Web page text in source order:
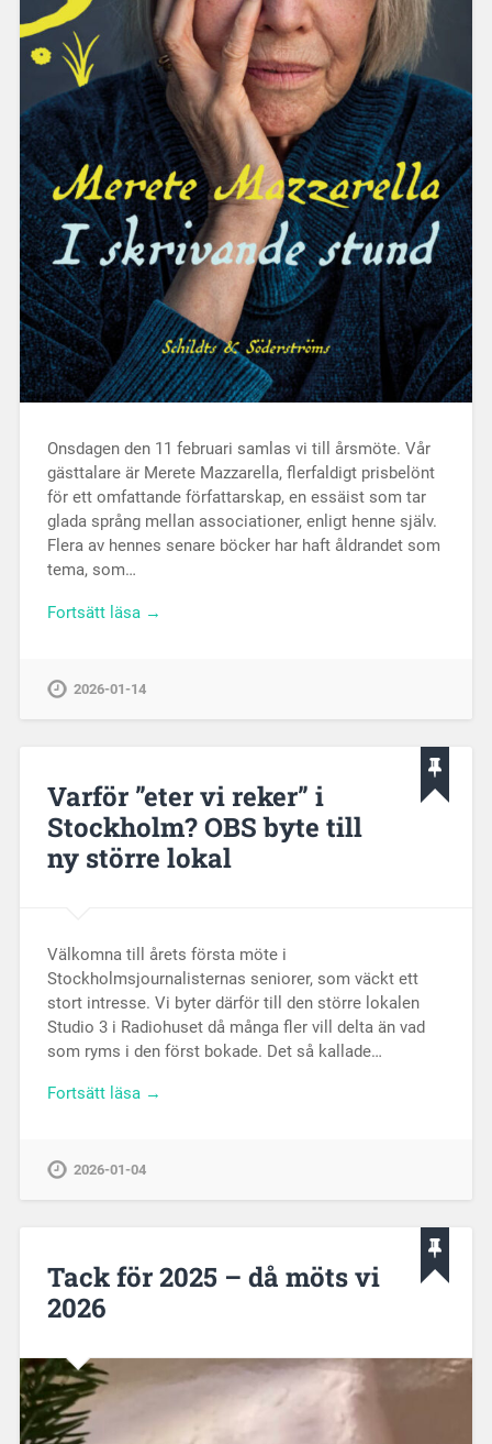
Onsdagen den 11 februari samlas vi till årsmöte. Vår
gästtalare är Merete Mazzarella, flerfaldigt prisbelönt
för ett omfattande författarskap, en essäist som tar
glada språng mellan associationer, enligt henne själv.
Flera av hennes senare böcker har haft åldrandet som
tema, som…
Fortsätt läsa →
2026-01-14
Varför ”eter vi reker” i
Stockholm? OBS byte till
ny större lokal
Välkomna till årets första möte i
Stockholmsjournalisternas seniorer, som väckt ett
stort intresse. Vi byter därför till den större lokalen
Studio 3 i Radiohuset då många fler vill delta än vad
som ryms i den först bokade. Det så kallade…
Fortsätt läsa →
2026-01-04
Tack för 2025 – då möts vi
2026